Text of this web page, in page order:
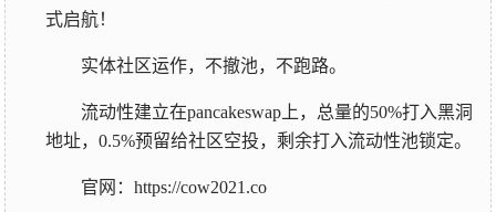
式启航！
实体社区运作，不撤池，不跑路。
流动性建立在pancakeswap上，总量的50%打入黑洞
地址，0.5%预留给社区空投，剩余打入流动性池锁定。
官网：https://cow2021.co